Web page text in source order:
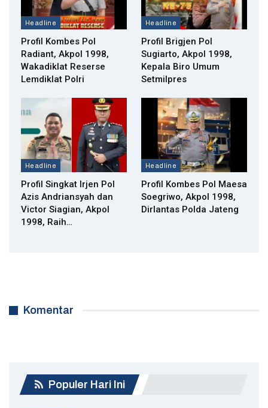
Headline
Profil Kombes Pol
Radiant, Akpol 1998,
Wakadiklat Reserse
Lemdiklat Polri
Headline
Profil Brigjen Pol
Sugiarto, Akpol 1998,
Kepala Biro Umum
Setmilpres
Headline
Profil Singkat Irjen Pol
Azis Andriansyah dan
Victor Siagian, Akpol
1998, Raih…
Headline
Profil Kombes Pol Maesa
Soegriwo, Akpol 1998,
Dirlantas Polda Jateng
Komentar
Populer Hari Ini